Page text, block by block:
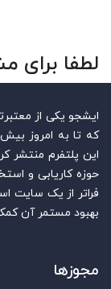
لطفا برای
ایشجو یکی از
که تا به امروز
این پلتفرم منتشر
حوزه کاریابی و
فراتر از یک سایت
بهبود مستمر آن
مجوزها